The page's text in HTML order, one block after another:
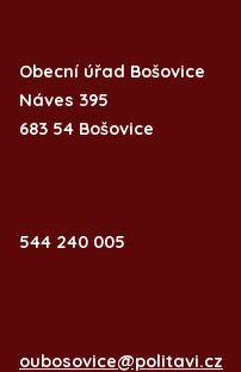
Obecní úřad Bošovice
Náves 395
683 54 Bošovice
544 240 005
oubosovice@politavi.cz